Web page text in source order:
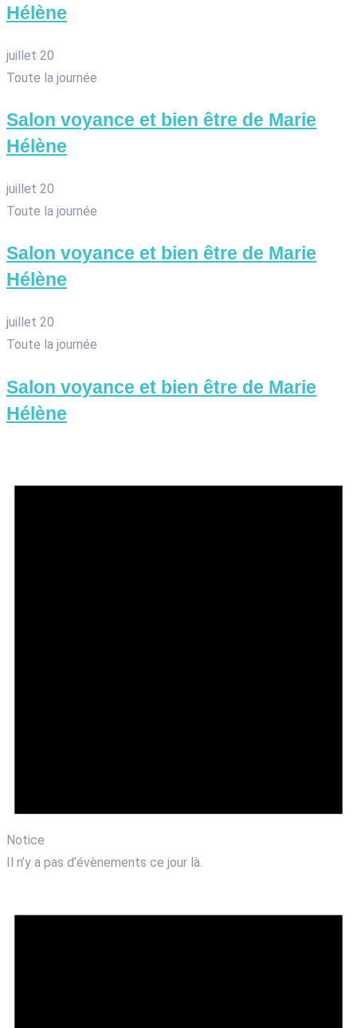
Hélène
juillet 20
Toute la journée
Salon voyance et bien être de Marie
Hélène
juillet 20
Toute la journée
Salon voyance et bien être de Marie
Hélène
juillet 20
Toute la journée
Salon voyance et bien être de Marie
Hélène
Notice
Il n’y a pas d’évènements ce jour là.